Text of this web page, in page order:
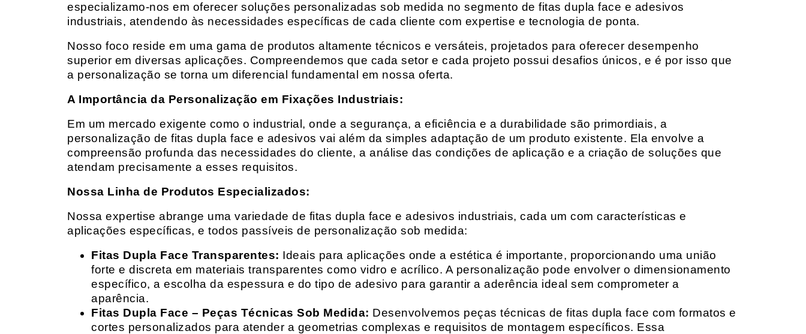
especializamo-nos em oferecer soluções personalizadas sob medida no segmento de fitas dupla face e adesivos
industriais, atendendo às necessidades específicas de cada cliente com expertise e tecnologia de ponta.
Nosso foco reside em uma gama de produtos altamente técnicos e versáteis, projetados para oferecer desempenho
superior em diversas aplicações. Compreendemos que cada setor e cada projeto possui desafios únicos, e é por isso que
a personalização se torna um diferencial fundamental em nossa oferta.
A Importância da Personalização em Fixações Industriais:
Em um mercado exigente como o industrial, onde a segurança, a eficiência e a durabilidade são primordiais, a
personalização de fitas dupla face e adesivos vai além da simples adaptação de um produto existente. Ela envolve a
compreensão profunda das necessidades do cliente, a análise das condições de aplicação e a criação de soluções que
atendam precisamente a esses requisitos.
Nossa Linha de Produtos Especializados:
Nossa expertise abrange uma variedade de fitas dupla face e adesivos industriais, cada um com características e
aplicações específicas, e todos passíveis de personalização sob medida:
Fitas Dupla Face Transparentes: Ideais para aplicações onde a estética é importante, proporcionando uma união
forte e discreta em materiais transparentes como vidro e acrílico. A personalização pode envolver o dimensionamento
específico, a escolha da espessura e do tipo de adesivo para garantir a aderência ideal sem comprometer a
aparência.
Fitas Dupla Face – Peças Técnicas Sob Medida: Desenvolvemos peças técnicas de fitas dupla face com formatos e
cortes personalizados para atender a geometrias complexas e requisitos de montagem específicos. Essa